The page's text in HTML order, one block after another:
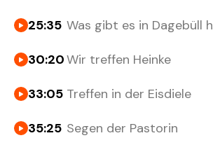
25:35 Was gibt es in Dagebüll
30:20Wir treffen Heinke
33:05 Treffen in der Eisdiele
35:25 Segen der Pastorin